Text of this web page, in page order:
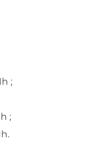
;
;